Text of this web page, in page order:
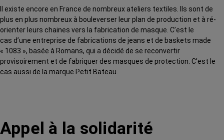
Il existe encore en France de nombreux ateliers textiles. Ils sont de
plus en plus nombreux à bouleverser leur plan de production et à ré-
orienter leurs chaines vers la fabrication de masque. C’est le
cas d’une entreprise de fabrications de jeans et de baskets made
« 1083 », basée à Romans, qui a décidé de se reconvertir
provisoirement et de fabriquer des masques de protection. C’est le
cas aussi de la marque Petit Bateau.
Appel à la solidarité